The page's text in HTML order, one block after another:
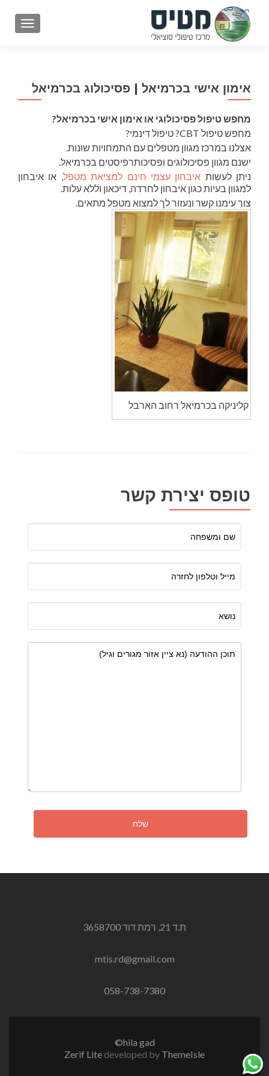
אימון אישי בכרמיאל | פסיכולוג בכרמיאל
מחפש טיפול פסיכולוגי או אימון אישי בכרמיאל?
מחפש טיפול CBT? טיפול דינמי?
אצלנו במרכז מגוון מטפלים עם התמחויות שונות.
ישנם מגוון פסיכולוגים ופסיכותרפיסטים בכרמיאל.
ניתן לעשות איבחון עצמי חינם למציאת מטפל, או איבחון
למגוון בעיות כגון איבחון לחרדה, דיכאון וללא עלות.
צור עימנו קשר ונעזור לך למצוא מטפל מתאים.
קליניקה בכרמיאל רחוב הארבל
טופס יצירת קשר
שלח
ת.ד 21, רמת דוד 3658700
mtis.rd@gmail.com
058-738-7380
hila gad©
Zerif Lite developed by ThemeIsle